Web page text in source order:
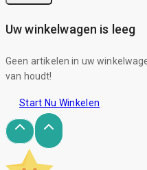
Uw winkelwagen is leeg
Geen artikelen in uw
van houdt!
Start Nu Winkelen